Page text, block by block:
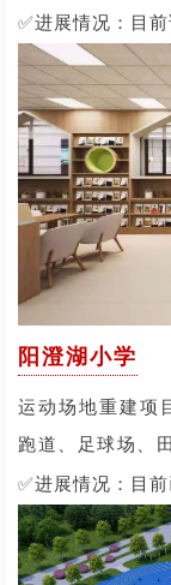
✅进展情况：目前
阳澄湖小学
运动场地重建项
跑道、足球场、
✅进展情况：目前